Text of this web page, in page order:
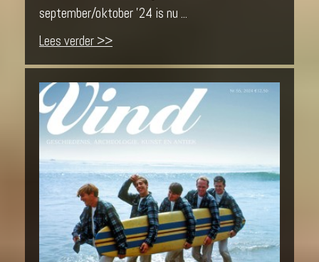
september/oktober '24 is nu ...
Lees verder >>